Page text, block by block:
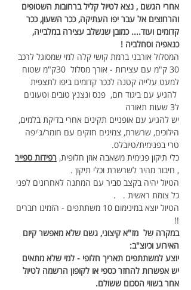
אחרי הגשם , נצא לטיול קליל ברחובות השטופים
והרחוצים אל עבר יפו העתיקה, ככר השעון, ככר
קדומים ועוד.... כמובן שנשלב עצירה במלבייה,
כנאפיה וסחלביה !
המסלול אורבני ברמת קושי קלה למי שמסוגל לרכב
30 ק"מ עם עצירות - אורך מסלול  30ק"מ שטוח
למעט עלייה קטנה לככר קדומים ביפו לתצפית
להגיע עם ביגוד חם,  פנס ונצנץ טובים וטעונים
ל3 שעות תאורה
יש להגיע עם אופניים תקינים אחרי בדיקת בלמים,
הילוכים, שרשרת, צמיגים חזקים עם חומר/ג'יפה
טרי בפנימית/טיובלס.
כלי תיקון פנימית משאבה אוזן חלופית, רפידות ספייר
, חיבור מהיר לשרשרת וכלי תיקון .
הטיול יהיה בקצב סביר עם המתנה לאחרונים לפני
כל צומת ראשית .   .
הטיול יוצא במינימום 10 משתתפים - הזמינו חברים
!!
במקרה של  מז"א קיצוני, גשם שלא מאפשר קיום
האירוע וכיוצ"ב:
יוצע למשתתפים תאריך חלופי - למי שלא מתאים
יש אפשרות להחזר כספי או לקופון הרשמה לטיול
אחר בשווי הסכום ששולם.